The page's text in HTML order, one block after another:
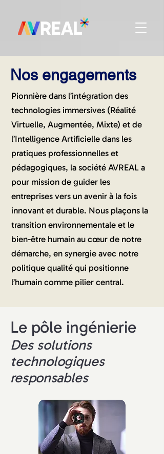
Nos engagements
Pionnière dans l’intégration des
technologies immersives (Réalité
Virtuelle, Augmentée, Mixte) et de
l’Intelligence Artificielle dans les
pratiques professionnelles et
pédagogiques, la société AVREAL a
pour mission de guider les
entreprises vers un avenir à la fois
innovant et durable. Nous plaçons la
transition environnementale et le
bien-être humain au cœur de notre
démarche, en synergie avec notre
politique qualité qui positionne
l’humain comme pilier central.
Le pôle ingénierie
Des solutions
technologiques
responsables